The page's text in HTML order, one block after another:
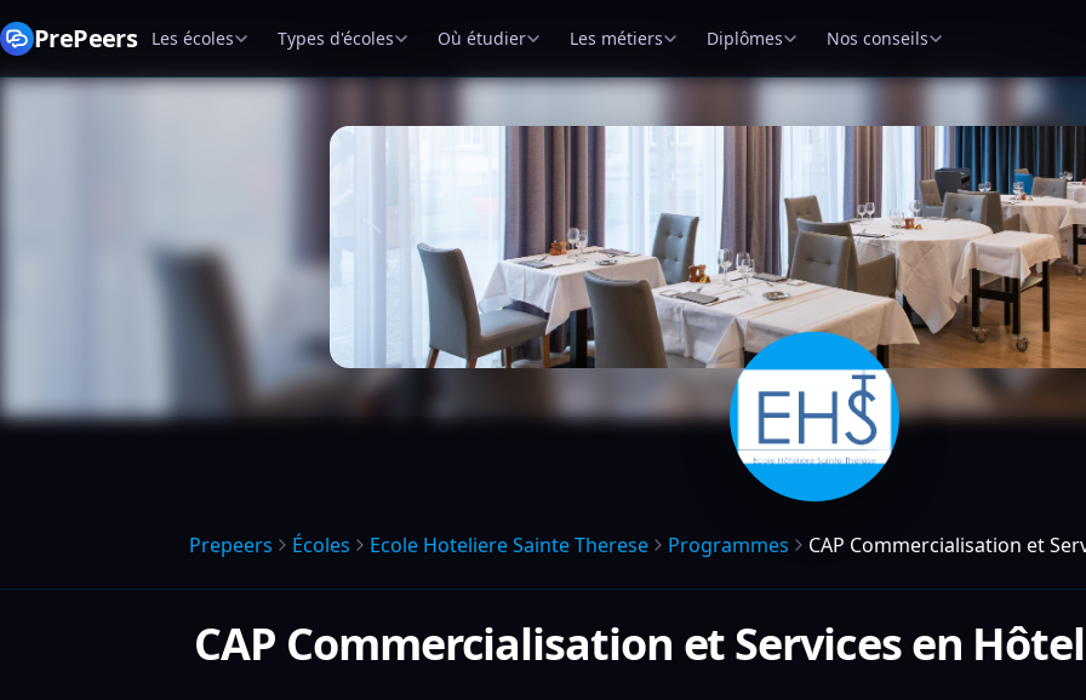
PrePeers Les écoles Types d'écoles Où étudier Les métiers Diplômes Nos conseils
Prepeers Écoles Ecole Hoteliere Sainte Therese Programmes CAP Commercialisation et
CAP Commercialisation et Services en